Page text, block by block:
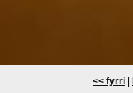
<< fyrri